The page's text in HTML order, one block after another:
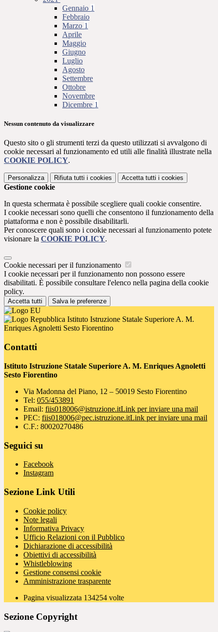
Gennaio 1
Febbraio
Marzo 1
Aprile
Maggio
Giugno
Luglio
Agosto
Settembre
Ottobre
Novembre
Dicembre 1
Nessun contenuto da visualizzare
Questo sito o gli strumenti terzi da questo utilizzati si avvalgono di
cookie necessari al funzionamento ed utili alle finalità illustrate nella
COOKIE POLICY.
Personalizza Rifiuta tutti i cookies Accetta tutti i cookies
Gestione cookie
In questa schermata è possibile scegliere quali cookie consentire.
I cookie necessari sono quelli che consentono il funzionamento della
piattaforma e non è possibile disabilitarli.
Per conoscere quali sono i cookie necessari al funzionamento potete
visionare la COOKIE POLICY.
Cookie necessari per il funzionamento
I cookie necessari per il funzionamento non possono essere
disabilitati. È possibile consultare l'elenco nella pagina della cookie
policy.
Accetta tutti Salva le preferenze
Istituto Istruzione Statale Superiore A. M.
Enriques Agnoletti Sesto Fiorentino
Contatti
Istituto Istruzione Statale Superiore A. M. Enriques Agnoletti
Sesto Fiorentino
Via Madonna del Piano, 12 – 50019 Sesto Fiorentino
Tel: 055/453891
Email: fiis018006@istruzione.itLink per inviare una mail
PEC: fiis018006@pec.istruzione.itLink per inviare una mail
C.F.: 80020270486
Seguici su
Facebook
Instagram
Sezione Link Utili
Cookie policy
Note legali
Informativa Privacy
Ufficio Relazioni con il Pubblico
Dichiarazione di accessibilità
Obiettivi di accessibilità
Whistleblowing
Gestione consensi cookie
Amministrazione trasparente
Pagina visualizzata 134254 volte
Sezione Copyright